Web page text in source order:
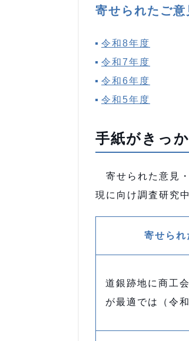
寄せられたご意
令和8年度
令和7年度
令和6年度
令和5年度
手紙がきっ
寄せられた意見
現に向け調査研究
寄せられ
道銀跡地に商工
が最適では（令